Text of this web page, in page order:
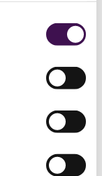
en